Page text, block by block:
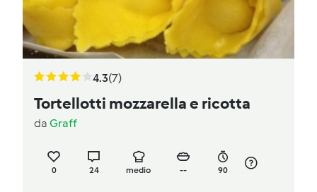
4.3(7)
Tortellotti mozzarella e ricotta
da Graff
0 24 medio -- 90